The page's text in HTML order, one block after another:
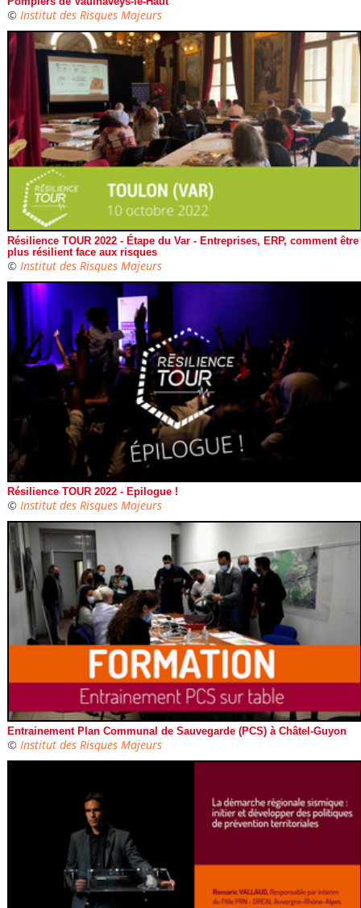
© Institut des Risques Majeurs
Résilience TOUR 2022 - Étape du Var - Entreprises, ERP, comment être
plus résilient face aux risques
© Institut des Risques Majeurs
Résilience TOUR 2022 - Epilogue !
© Institut des Risques Majeurs
Entrainement Plan Communal de Sauvegarde (PCS) à Châtel-Guyon
© Institut des Risques Majeurs